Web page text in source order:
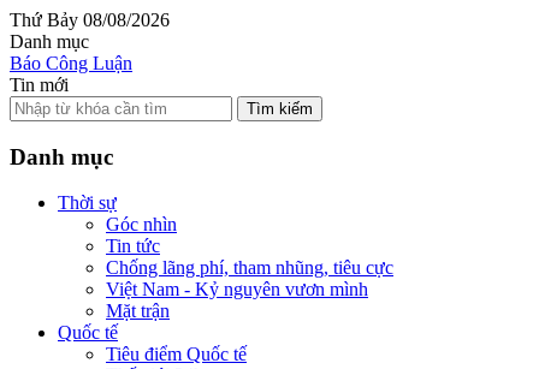
Thứ Bảy 08/08/2026
Danh mục
Báo Công Luận
Tin mới
Tìm kiếm
Danh mục
Thời sự
Góc nhìn
Tin tức
Chống lãng phí, tham nhũng, tiêu cực
Việt Nam - Kỷ nguyên vươn mình
Mặt trận
Quốc tế
Tiêu điểm Quốc tế